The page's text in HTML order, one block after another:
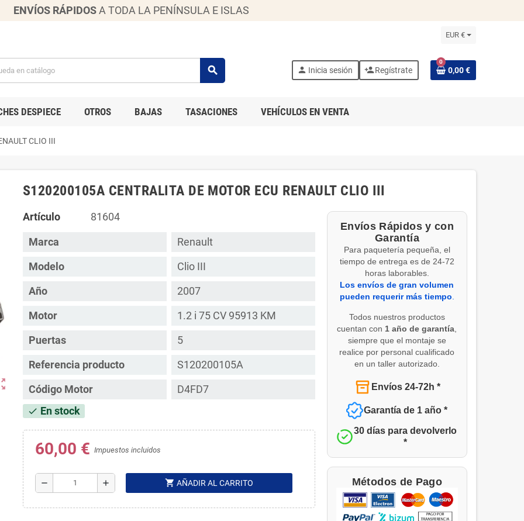
ENVÍOS RÁPIDOS A TODA LA PENÍNSULA E ISLAS
EUR €
search person Inicia sesión person_addRegístrate
0
0,00 €
DESPIECE OTROS BAJAS TASACIONES VEHÍCULOS EN VENTA
CLIO III
S120200105A CENTRALITA DE MOTOR ECU RENAULT CLIO III
Artículo 81604
Marca
Renault
Modelo
Clio III
Año
2007
Motor
1.2 i 75 CV 95913 KM
Puertas
5
Referencia producto
S120200105A
Código Motor
D4FD7
check En stock
60,00 € Impuestos incluidos
remove add shopping_cart AÑADIR AL CARRITO
Envíos Rápidos y con
Garantía
Para paquetería pequeña, el
tiempo de entrega es de 24-72
horas laborables.
Los envíos de gran volumen
pueden requerir más tiempo
Todos nuestros productos
cuentan con 1 año de garantía
siempre que el montaje se
realice por personal cualificado
en un taller autorizado.
Envíos 24-72h *
Garantía de 1 año *
30 días para devolverlo
*
Métodos de Pago